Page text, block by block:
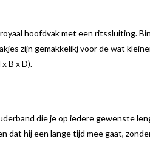
hoofdvak met een ritssluiting.
zijn gemakkelikj voor de wat
B x D).
die je op iedere gewenste
dat hij een lange tijd mee gaat,